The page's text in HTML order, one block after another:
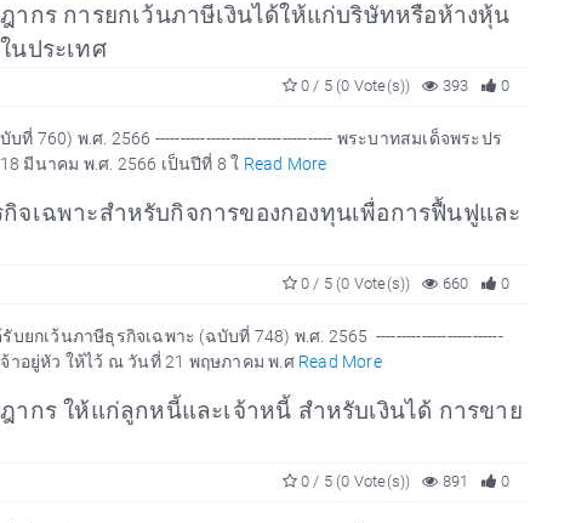
กร การยกเว้นภาษีเงินได้ให้แก่บริษัทหรือห้างหุ้น
นประเทศ
0
393
0 / 5 (0 Vote(s))
พ.ศ. 2566 ----------------------------------- พระบาทสมเด็จพระปร
มีนาคม พ.ศ. 2566 เป็นปีที่ 8 ใ Read More
เฉพาะสำหรับกิจการของกองทุนเพื่อการฟื้นฟูและ
0
660
0 / 5 (0 Vote(s))
กเว้นภาษีธุรกิจเฉพาะ (ฉบับที่ 748) พ.ศ. 2565 -------------------------
อยู่หัว ให้ไว้ ณ วันที่ 21 พฤษภาคม พ.ศ Read More
กร ให้แก่ลูกหนี้และเจ้าหนี้ สำหรับเงินได้ การขาย
0
891
0 / 5 (0 Vote(s))